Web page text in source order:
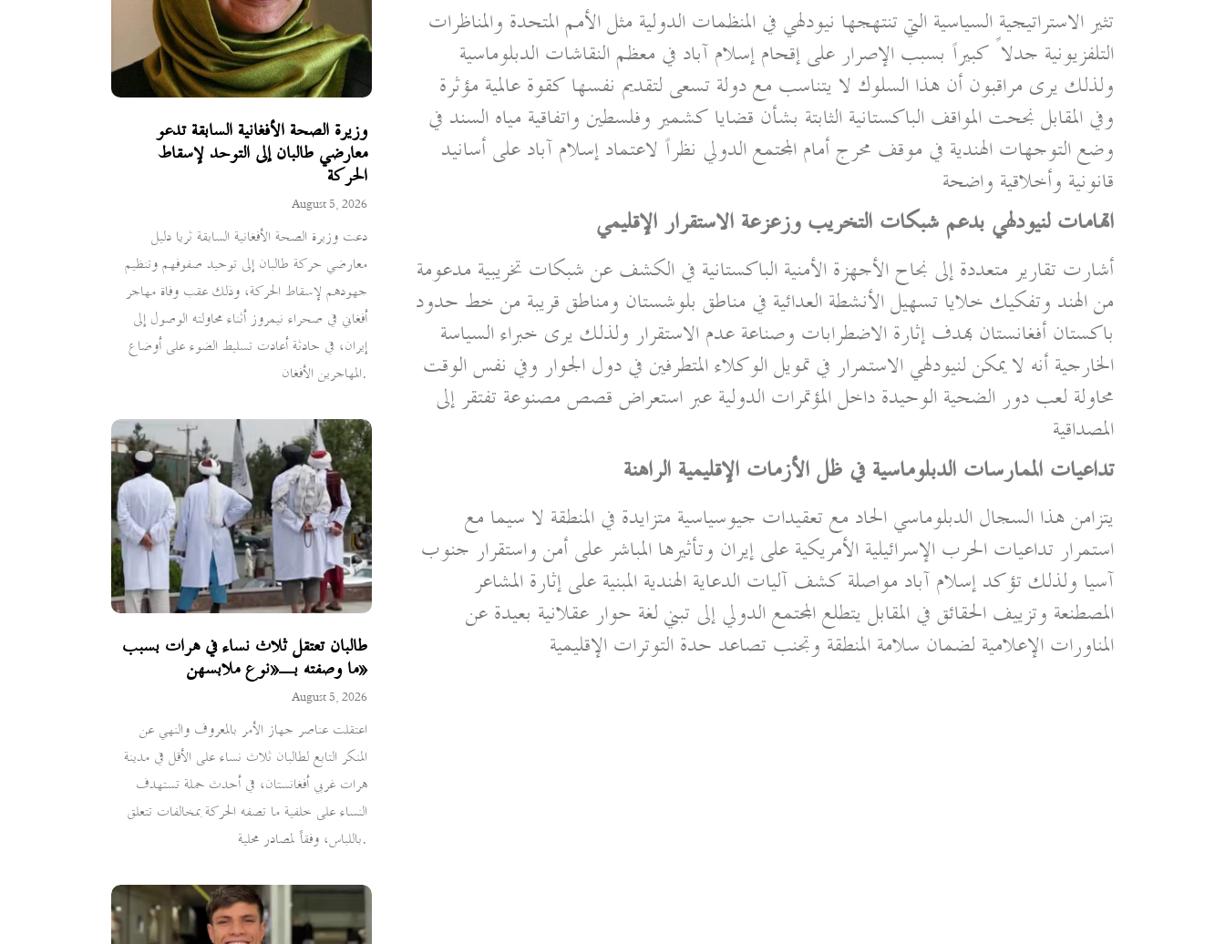
وزيرة الصحة الأفغانية السابقة تدعو
معارضي طالبان إلى التوحد لإسقاط
الحركة
August 5, 2026
دعت وزيرة الصحة الأفغانية السابقة ثريا دليل
معارضي حركة طالبان إلى توحيد صفوفهم وتنظيم
جهودهم لإسقاط الحركة، وذلك عقب وفاة مهاجر
أفغاني في صحراء نيمروز أثناء محاولته الوصول إلى
إيران، في حادثة أعادت تسليط الضوء على أوضاع
المهاجرين الأفغان.
طالبان تعتقل ثلاث نساء في هرات بسبب
ما وصفته بـ«نوع ملابسهن»
August 5, 2026
اعتقلت عناصر جهاز الأمر بالمعروف والنهي عن
المنكر التابع لطالبان ثلاث نساء على الأقل في مدينة
هرات غربي أفغانستان، في أحدث حملة تستهدف
النساء على خلفية ما تصفه الحركة بمخالفات تتعلق
باللباس، وفقاً لمصادر محلية.
تثير الاستراتيجية السياسية التي تنتهجها نيودلهي في المنظمات الدولية مثل الأمم المتحدة والمناظرات
التلفزيونية جدلاً كبيراً بسبب الإصرار على إقحام إسلام آباد في معظم النقاشات الدبلوماسية
ولذلك يرى مراقبون أن هذا السلوك لا يتناسب مع دولة تسعى لتقديم نفسها كقوة عالمية مؤثرة
وفي المقابل نجحت المواقف الباكستانية الثابتة بشأن قضايا كشمير وفلسطين واتفاقية مياه السند في
وضع التوجهات الهندية في موقف محرج أمام المجتمع الدولي نظراً لاعتماد إسلام آباد على أسانيد
قانونية وأخلاقية واضحة
اتهامات لنيودلهي بدعم شبكات التخريب وزعزعة الاستقرار الإقليمي
أشارت تقارير متعددة إلى نجاح الأجهزة الأمنية الباكستانية في الكشف عن شبكات تخريبية مدعومة
من الهند وتفكيك خلايا تسهيل الأنشطة العدائية في مناطق بلوشستان ومناطق قريبة من خط حدود
باكستان أفغانستان بهدف إثارة الاضطرابات وصناعة عدم الاستقرار ولذلك يرى خبراء السياسة
الخارجية أنه لا يمكن لنيودلهي الاستمرار في تمويل الوكلاء المتطرفين في دول الجوار وفي نفس الوقت
محاولة لعب دور الضحية الوحيدة داخل المؤتمرات الدولية عبر استعراض قصص مصنوعة تفتقر إلى
المصداقية
تداعيات الممارسات الدبلوماسية في ظل الأزمات الإقليمية الراهنة
يتزامن هذا السجال الدبلوماسي الحاد مع تعقيدات جيوسياسية متزايدة في المنطقة لا سيما مع
استمرار تداعيات الحرب الإسرائيلية الأمريكية على إيران وتأثيرها المباشر على أمن واستقرار جنوب
آسيا ولذلك تؤكد إسلام آباد مواصلة كشف آليات الدعاية الهندية المبنية على إثارة المشاعر
المصطنعة وتزييف الحقائق في المقابل يتطلع المجتمع الدولي إلى تبني لغة حوار عقلانية بعيدة عن
المناورات الإعلامية لضمان سلامة المنطقة وتجنب تصاعد حدة التوترات الإقليمية